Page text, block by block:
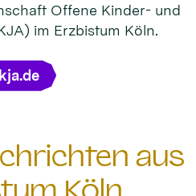
Offene Kinder- und
im Erzbistum Köln.
aus